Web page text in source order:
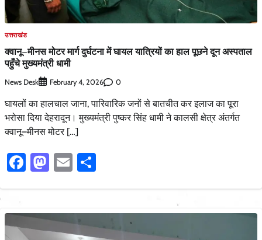
उत्तराखंड
क्वानू–मीनस मोटर मार्ग दुर्घटना में घायल यात्रियों का हाल पूछने दून अस्पताल
पहुँचे मुख्यमंत्री धामी
News Desk February 4, 2026 0
घायलों का हालचाल जाना, पारिवारिक जनों से बातचीत कर इलाज का पूरा
भरोसा दिया देहरादून। मुख्यमंत्री पुष्कर सिंह धामी ने कालसी क्षेत्र अंतर्गत
क्वानू–मीनस मोटर […]
Facebook
Mastodon
Email